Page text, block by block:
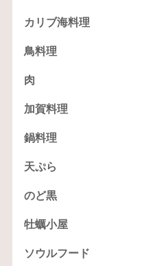
カリブ海料理
鳥料理
肉
加賀料理
鍋料理
天ぷら
のど黒
牡蠣小屋
ソウルフード